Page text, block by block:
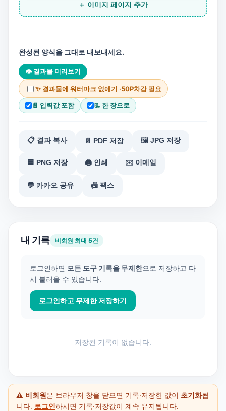
＋ 이미지 페이지 추가
완성된 양식을 그대로 내보내세요.
👁 결과물 미리보기
✨ 결과물에 워터마크 없애기 ·50P차감 필요
📄 입력값 포함 📃 한 장으로
📋 결과 복사 📄 PDF 저장 🖼️ JPG 저장
🟦 PNG 저장 🖨️ 인쇄 ✉️ 이메일
💬 카카오 공유 📠 팩스
내 기록 비회원 최대 5건
로그인하면 모든 도구 기록을 무제한으로 저장하고 다
시 불러올 수 있습니다.
로그인하고 무제한 저장하기
저장된 기록이 없습니다.
⚠️ 비회원 은 브라우저 창을 닫으면 기록·저장한 값이 초기화됩
니다. 로그인 하시면 기록·저장값이 계속 유지됩니다.